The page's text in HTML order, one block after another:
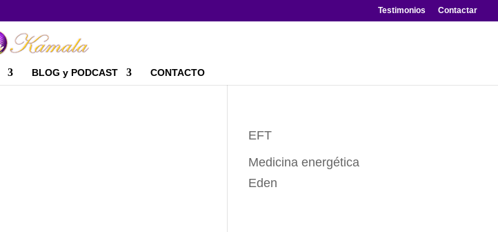
Testimonios Contactar
BLOG y PODCAST CONTACTO
EFT
Medicina energética
Eden